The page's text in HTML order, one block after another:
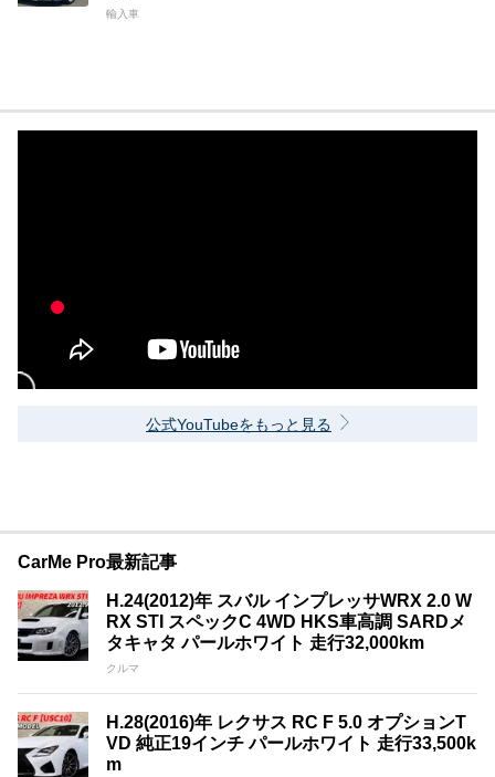
輸入車
公式YouTubeをもっと見る
CarMe Pro最新記事
H.24(2012)年 スバル インプレッサWRX 2.0 W
RX STI スペックC 4WD HKS車高調 SARDメ
タキャタ パールホワイト 走行32,000km
クルマ
H.28(2016)年 レクサス RC F 5.0 オプションT
VD 純正19インチ パールホワイト 走行33,500k
m